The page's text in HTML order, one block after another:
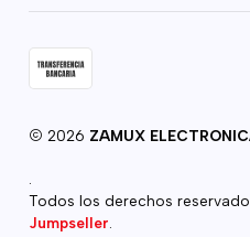
2026 ZAMUX
Todos los derechos
Jumpseller